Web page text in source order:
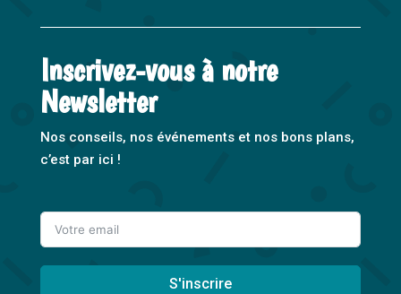
Inscrivez-vous à notre
Newsletter
Nos conseils, nos événements et nos bons plans,
c’est par ici !
S'inscrire